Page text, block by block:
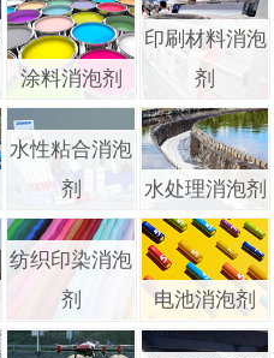
涂料消泡剂
印刷材料消泡
剂
水性粘合消泡
剂
水处理消泡剂
纺织印染消泡
剂
电池消泡剂